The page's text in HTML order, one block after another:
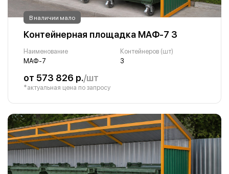
В наличии мало
Контейнерная площадка МАФ-7 3
Наименование
МАФ-7
Контейнеров (шт)
3
от 573 826 р./шт
*актуальная цена по запросу